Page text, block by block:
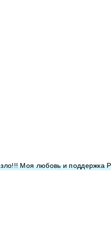
Моя любовь и поддержка